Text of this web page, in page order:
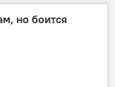
но боится